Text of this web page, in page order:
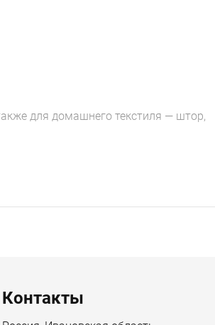
для домашнего текстиля — штор,
Контакты